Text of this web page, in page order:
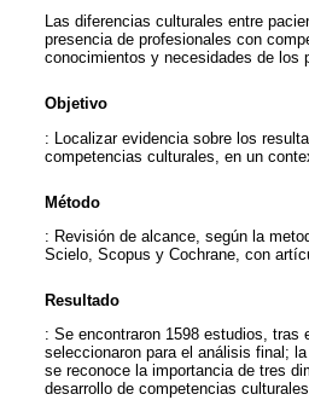
Las diferencias culturales entre
presencia de profesionales con
conocimientos y necesidades de los
Objetivo
: Localizar evidencia sobre los
competencias culturales, en un
Método
: Revisión de alcance, según la
Scielo, Scopus y Cochrane, con
Resultado
: Se encontraron 1598 estudios,
seleccionaron para el análisis final;
se reconoce la importancia de tres
desarrollo de competencias